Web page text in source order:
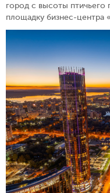
город с высоты
площадку бизнес-центра